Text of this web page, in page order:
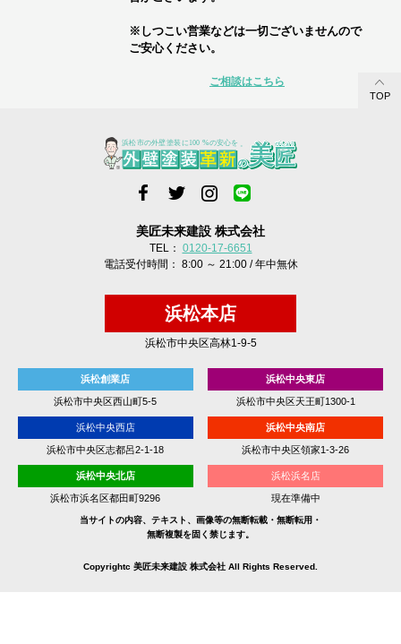
※しつこい営業などは一切ございませんので
ご安心ください。
ご相談はこちら
TOP
美匠未来建設 株式会社
TEL： 0120-17-6651
電話受付時間： 8:00 ～ 21:00 / 年中無休
浜松本店
浜松市中央区高林1-9-5
浜松創業店
浜松市中央区西山町5-5
浜松中央東店
浜松市中央区天王町1300-1
浜松中央西店
浜松市中央区志都呂2-1-18
浜松中央南店
浜松市中央区領家1-3-26
浜松中央北店
浜松市浜名区都田町9296
浜松浜名店
現在準備中
当サイトの内容、テキスト、画像等の無断転載・無断転用・
無断複製を固く禁じます。
Copyrightc 美匠未来建設 株式会社 All Rights Reserved.